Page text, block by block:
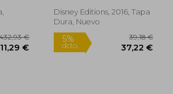
Inglés)
Disney Editions, 2016, Tapa
Dura, Nuevo